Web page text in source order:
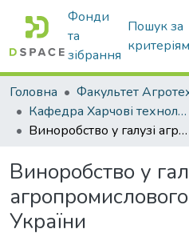
Фонди
та
зібрання
Пошук за
Головна
Кафедра Харчові технологіі та готельно-ресторанна справа
Виноробство у галузі агропромислового сектора України
Виноробство у
України